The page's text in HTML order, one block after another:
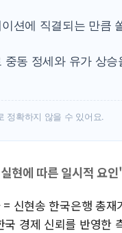
션에 직결되는 만큼
중동 정세와 유가 상
정확하지 않을 수 있어요.
현에 따른 일시적 요
신현송 한국은행 총
경제 신뢰를 반영한